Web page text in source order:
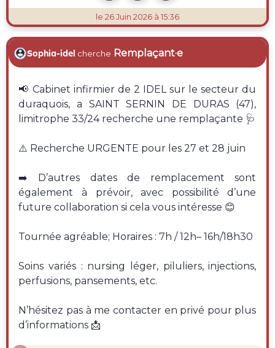
le 26 Juin 2026 à 15:36
Sophia-idel cherche Remplaçant·e
📢 Cabinet infirmier de 2 IDEL sur le secteur du
duraquois, a SAINT SERNIN DE DURAS (47),
limitrophe 33/24 recherche une remplaçante 🩺
⚠️ Recherche URGENTE pour les 27 et 28 juin
➡️ D’autres dates de remplacement sont
également à prévoir, avec possibilité d’une
future collaboration si cela vous intéresse 😊
Tournée agréable; Horaires : 7h / 12h– 16h/18h30
Soins variés : nursing léger, piluliers, injections,
perfusions, pansements, etc.
N’hésitez pas à me contacter en privé pour plus
d’informations 📩